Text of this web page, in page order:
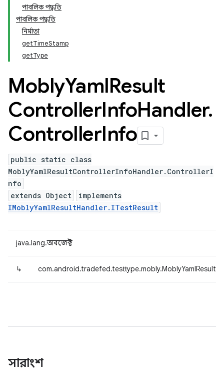
পাবলিক পদ্ধতি
পাবলিক পদ্ধতি
নির্মাতা
getTimeStamp
getType
MoblyYamlResult
ControllerInfoHandler.
ControllerInfo
public static class
MoblyYamlResultControllerInfoHandler.ControllerI
nfo
extends Object
implements
IMoblyYamlResultHandler.ITestResult
java.lang.অবজেক্ট
↳
সারাংশ